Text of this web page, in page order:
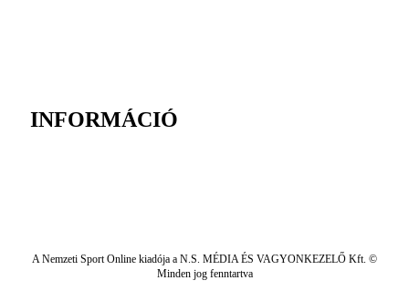
INFORMÁCIÓ
A Nemzeti Sport Online kiadója a N.S. MÉDIA ÉS VAGYONKEZELŐ Kft. ©
Minden jog fenntartva